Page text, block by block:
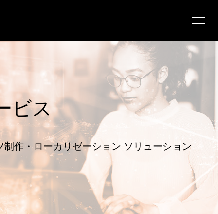
ビス
作・ローカリゼーション ソリューション